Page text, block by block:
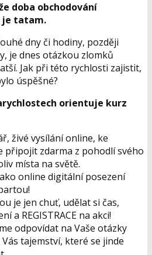
doba obchodování
je tatam.
dny či hodiny, později
je dnes otázkou zlomků
Jak při této rychlosti zajistit,
úspěšné?
orientuje kurz
živé vysílání online, ke
připojit zdarma z pohodlí svého
místa na světě.
online digitální posezení
je jen chuť, udělat si čas,
a REGISTRACE na akci!
odpovídat na Vaše otázky
tajemství, které se jinde